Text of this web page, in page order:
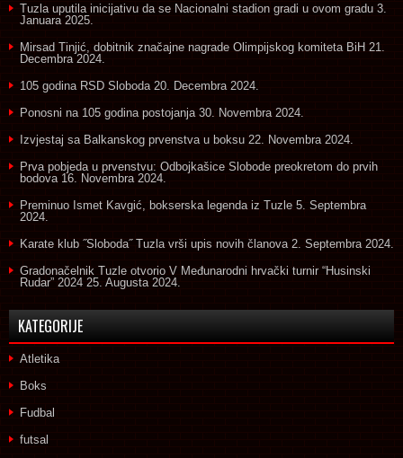
Tuzla uputila inicijativu da se Nacionalni stadion gradi u ovom gradu 3.
Januara 2025.
Mirsad Tinjić, dobitnik značajne nagrade Olimpijskog komiteta BiH 21.
Decembra 2024.
105 godina RSD Sloboda 20. Decembra 2024.
Ponosni na 105 godina postojanja 30. Novembra 2024.
Izvjestaj sa Balkanskog prvenstva u boksu 22. Novembra 2024.
Prva pobjeda u prvenstvu: Odbojkašice Slobode preokretom do prvih
bodova 16. Novembra 2024.
Preminuo Ismet Kavgić, bokserska legenda iz Tuzle 5. Septembra
2024.
Karate klub ˝Sloboda˝ Tuzla vrši upis novih članova 2. Septembra 2024.
Gradonačelnik Tuzle otvorio V Međunarodni hrvački turnir “Husinski
Rudar” 2024 25. Augusta 2024.
KATEGORIJE
Atletika
Boks
Fudbal
futsal